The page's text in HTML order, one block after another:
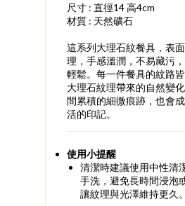
尺寸 : 直徑14 高4cm
材質 : 天然礦石
這系列大理石紋餐具，表
理，手感溫潤，不易藏污
輕鬆。每一件餐具的紋路
大理石紋理帶來的自然變
間累積的細微痕跡，也會
活的印記。
使用小提醒
清潔時建議使用中性清
手洗，避免長時間浸泡
讓紋理與光澤維持更久。